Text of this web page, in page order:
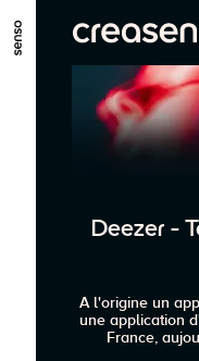
ALLER AU
ALLER AU MENU
ALLER EN BAS DE
Deezer -
A l'origine un
une application
France,